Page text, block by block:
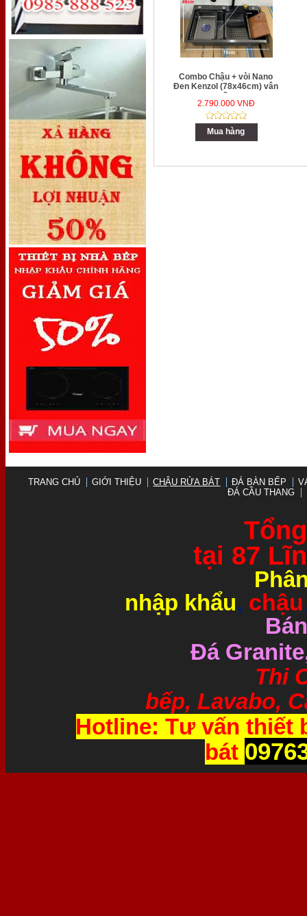
Combo Chậu + vòi Nano
Đen Kenzol (78x46cm) vân
sần
2.790.000 VNĐ
Mua hàng
TRANG CHỦ GIỚI THIỆU CHẬU RỬA BÁT ĐÁ BÀN BẾP
ĐÁ CẦU THANG
tại 87
nhập khẩu, chậu
Đá
Thi Công và
bếp, Lavabo,
Hotline: Tư vấn thiết
bát